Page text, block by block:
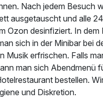
Nach jedem Besuch
ausgetauscht und alle
Ozon desinfiziert. In dem
sich in der Minibar bei
Musik erfrischen. Falls
man sich Abendmenü
bestellen.
und Diskretion.